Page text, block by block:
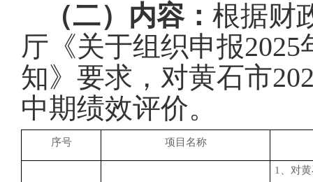
（二）内容： 根据财
厅《关于组织申报
知》要求，对黄石市
中期绩效评价。
序号 项目名称
1
、对